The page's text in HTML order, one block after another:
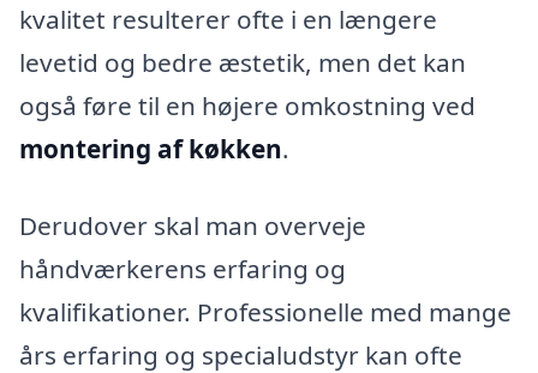
kvalitet resulterer ofte i en længere
levetid og bedre æstetik, men det kan
også føre til en højere omkostning ved
montering af køkken.
Derudover skal man overveje
håndværkerens erfaring og
kvalifikationer. Professionelle med mange
års erfaring og specialudstyr kan ofte